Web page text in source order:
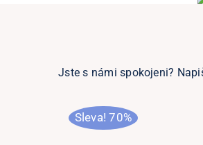
Jste s námi spokojeni?
Sleva! 70%